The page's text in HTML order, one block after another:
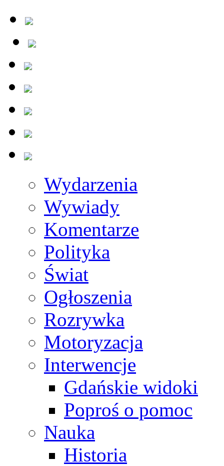
Wydarzenia
Wywiady
Komentarze
Polityka
Świat
Ogłoszenia
Rozrywka
Motoryzacja
Interwencje
Gdańskie widoki
Poproś o pomoc
Nauka
Historia